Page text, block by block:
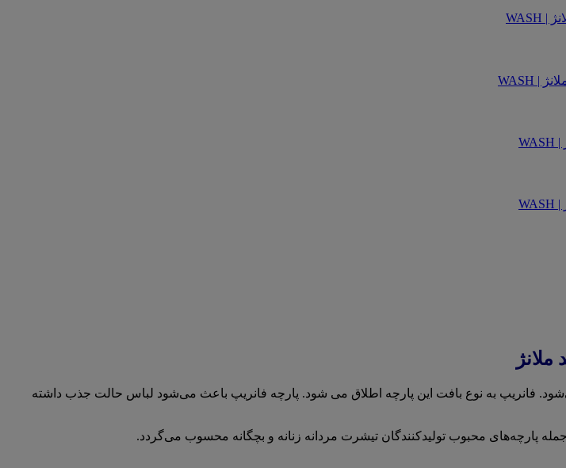
فانریپ به نوع بافت این پارچه اطلاق می شود. پارچه فانریپ باعث می‌شود لباس حالت جذب داشته
پارچه‌های محبوب تولیدکنندگان تیشرت مردانه زنانه و بچگانه محسوب می‌گردد.